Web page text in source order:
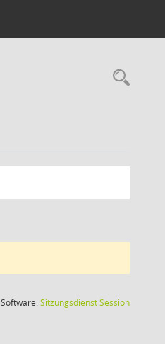
Software:SitzungsdienstSession(Wird in